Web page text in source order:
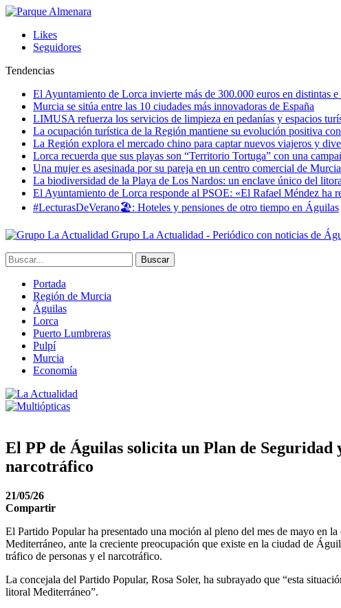
Likes
Seguidores
Tendencias
El Ayuntamiento de Lorca invierte más de 300.000 euros en distintas
Murcia se sitúa entre las 10 ciudades más innovadoras de España
LIMUSA refuerza los servicios de limpieza en pedanías y espacios
La ocupación turística de la Región mantiene su evolución positiva
La Región explora el mercado chino para captar nuevos viajeros y
Lorca recuerda que sus playas son “Territorio Tortuga” con una
Una mujer es asesinada por su pareja en un centro comercial de Murcia
La biodiversidad de la Playa de Los Nardos: un enclave único del
El Ayuntamiento de Lorca responde al PSOE: «El Rafael Méndez ha
#LecturasDeVerano🏖: Hoteles y pensiones de otro tiempo en Águilas
Grupo La Actualidad - Periódico con noticias de
Portada
Región de Murcia
Águilas
Lorca
Puerto Lumbreras
Pulpí
Murcia
Economía
El PP de Águilas solicita un Plan de
narcotráfico
21/05/26
Compartir
El Partido Popular ha presentado una moción al pleno del mes de mayo en
Mediterráneo, ante la creciente preocupación que existe en la ciudad de
tráfico de personas y el narcotráfico.
La concejala del Partido Popular, Rosa Soler, ha subrayado que “esta
litoral Mediterráneo”.